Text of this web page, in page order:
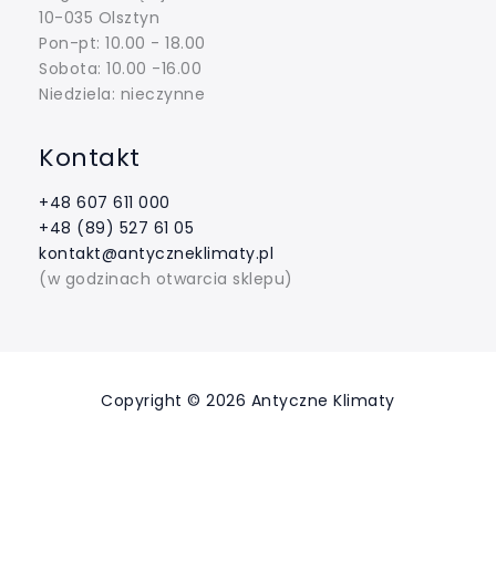
10-035 Olsztyn
Pon-pt: 10.00 - 18.00
Sobota: 10.00 -16.00
Niedziela: nieczynne
Kontakt
+48 607 611 000
+48 (89) 527 61 05
kontakt@antyczneklimaty.pl
(w godzinach otwarcia sklepu)
Copyright © 2026 Antyczne Klimaty